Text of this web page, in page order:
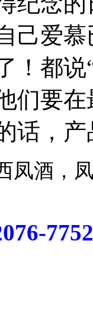
己爱
！都
们要
话，
凤酒
7752